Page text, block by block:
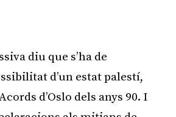
diu que s’ha de
d’un estat palestí,
d’Oslo dels anys 90. I